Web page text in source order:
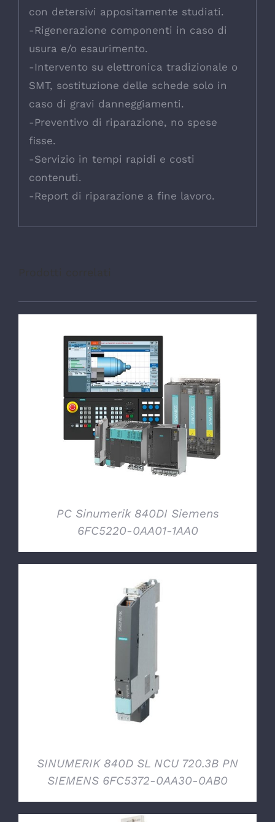
con detersivi appositamente studiati.
-Rigenerazione componenti in caso di
usura e/o esaurimento.
-Intervento su elettronica tradizionale o
SMT, sostituzione delle schede solo in
caso di gravi danneggiamenti.
-Preventivo di riparazione, no spese
fisse.
-Servizio in tempi rapidi e costi
contenuti.
-Report di riparazione a fine lavoro.
DETTAGLI
PC Sinumerik 840DI Siemens
6FC5220-0AA01-1AA0
SINUMERIK 840D SL NCU 720.3B PN
SIEMENS 6FC5372-0AA30-0AB0